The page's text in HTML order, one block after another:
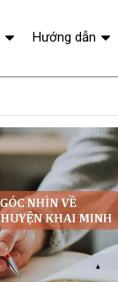
Hướng dẫn